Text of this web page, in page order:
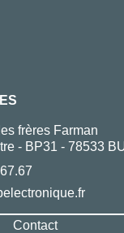
frères Farman
- BP31 - 78533
Contact